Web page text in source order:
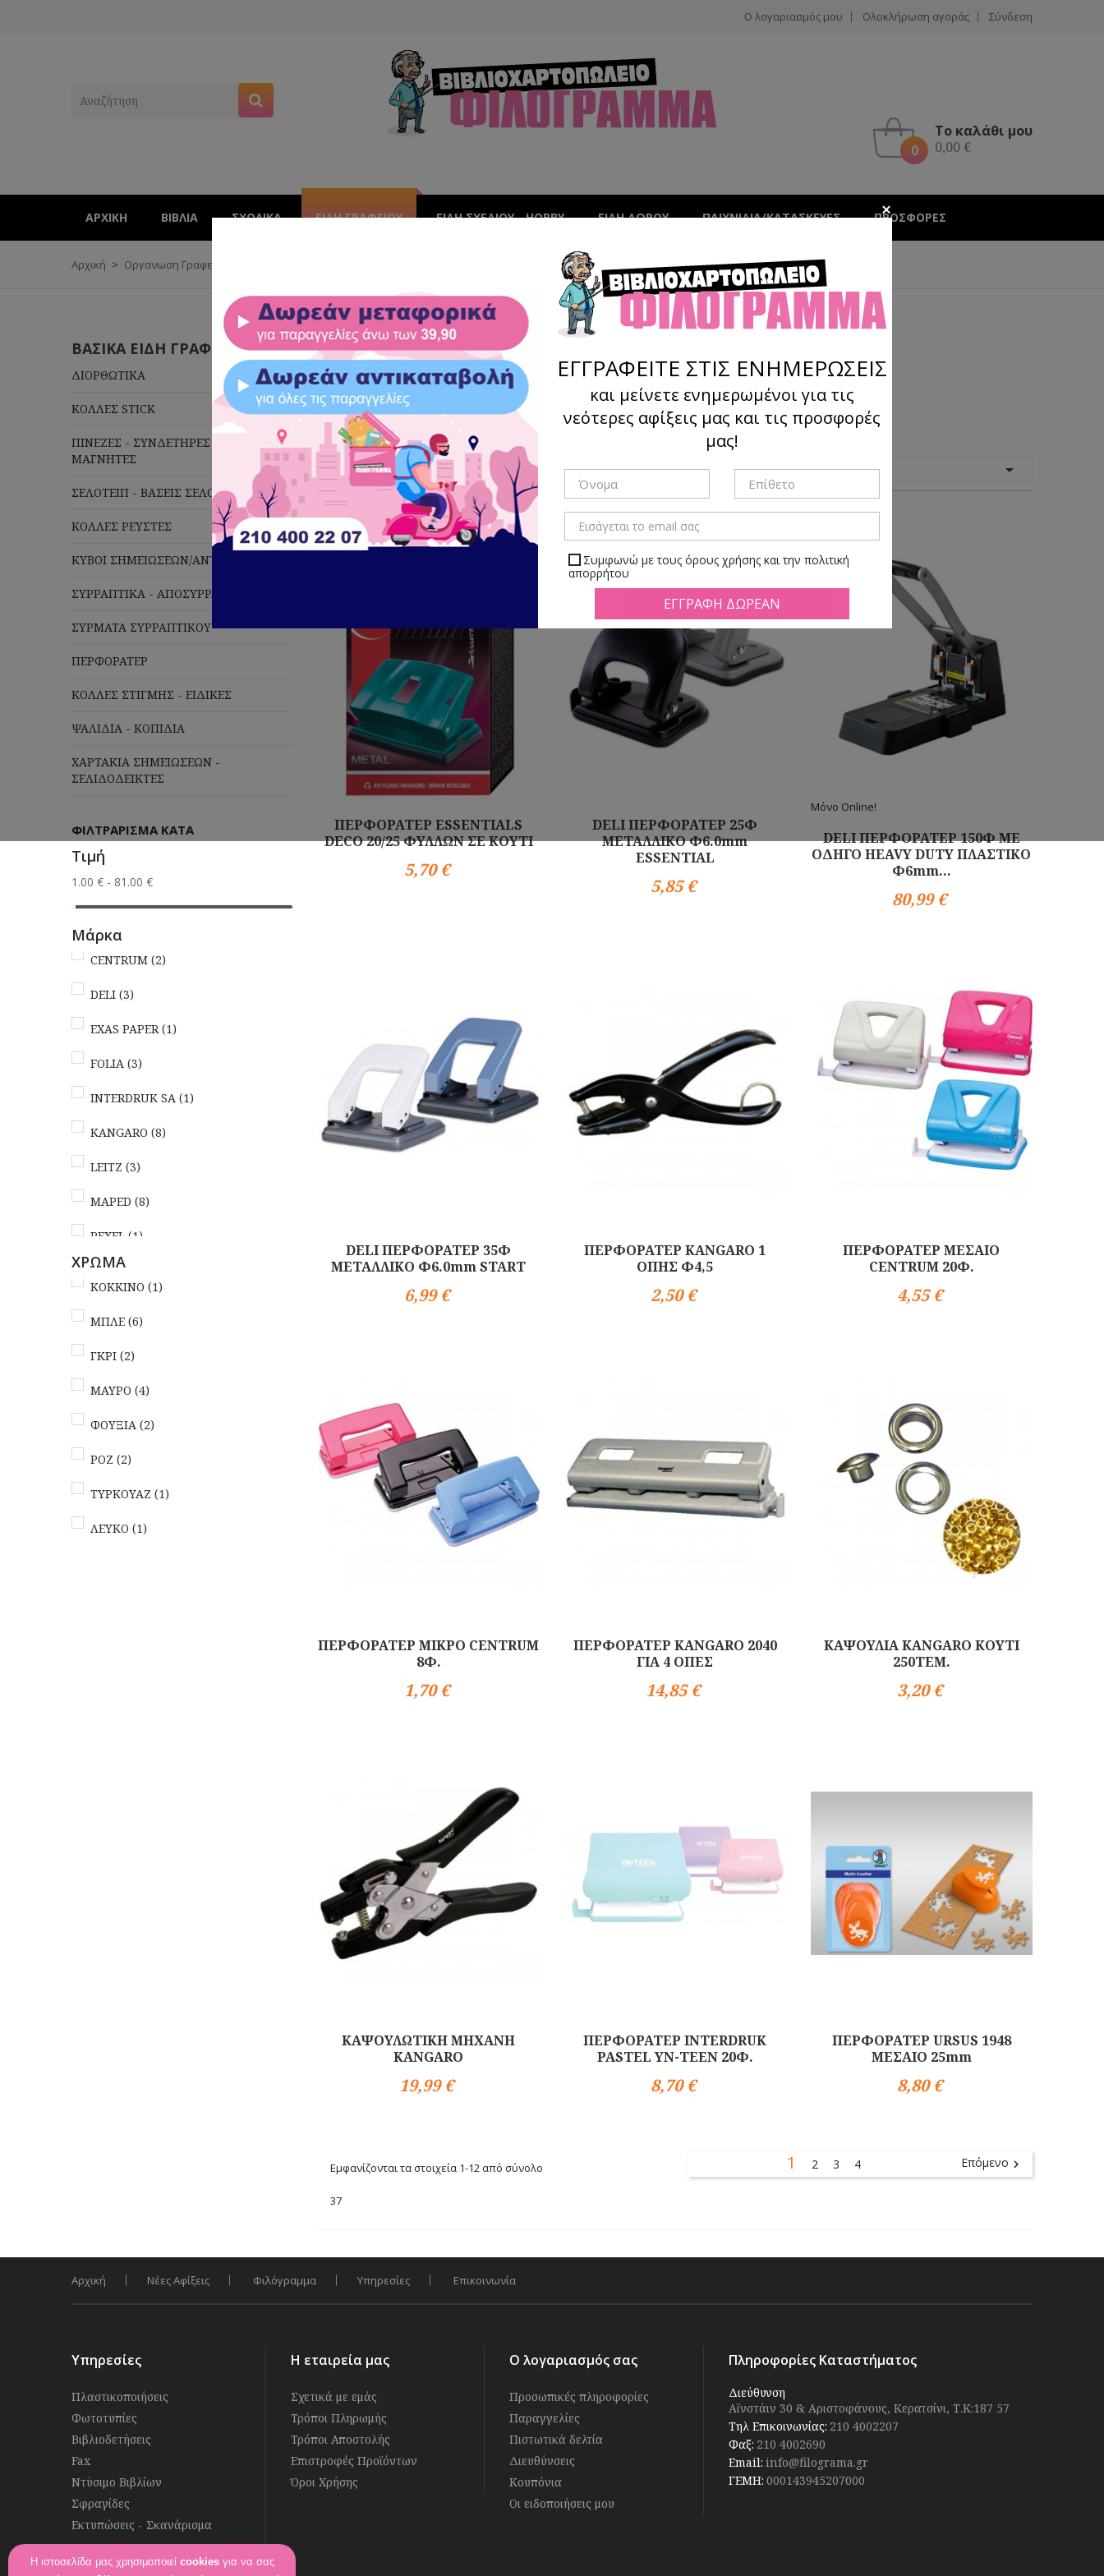
Ο λογαριασμός μου Ολοκλήρωση αγοράς Σύνδεση
Το καλάθι μου
0
0,00 €
ΑΡΧΙΚΉ ΒΙΒΛΊΑ ΣΧΟΛΙΚΑ ΕΊΔΗ ΓΡΑΦΕΊΟΥ ΕΙΔΗ ΣΧΕΔΙΟΥ - HOBBY ΕΙΔΗ ΔΩΡΟΥ ΠΑΙΧΝΙΔΙΑ/ΚΑΤΑΣΚΕΥΕΣ ΠΡΟΣΦΟΡΕΣ
Αρχική Οργανωση Γραφειου
ΒΑΣΙΚΑ ΕΙΔΗ ΓΡΑΦΕΙΟΥ
ΔΙΟΡΘΩΤΙΚΑ
ΚΟΛΛΕΣ STICK
ΠΙΝΕΖΕΣ - ΣΥΝΔΕΤΗΡΕΣ - ΚΛΙΠΣ -
ΜΑΓΝΗΤΕΣ
ΣΕΛΟΤΕΙΠ - ΒΑΣΕΙΣ ΣΕΛΟΤΕΙΠ
ΚΟΛΛΕΣ ΡΕΥΣΤΕΣ
ΚΥΒΟΙ ΣΗΜΕΙΩΣΕΩΝ/ΑΝΤΑΛ/ΚΑ
ΣΥΡΡΑΠΤΙΚΑ - ΑΠΟΣΥΡΡΑΠΤΙΚΑ
ΣΥΡΜΑΤΑ ΣΥΡΡΑΠΤΙΚΟΥ
ΠΕΡΦΟΡΑΤΕΡ
ΚΟΛΛΕΣ ΣΤΙΓΜΗΣ - ΕΙΔΙΚΕΣ
ΨΑΛΙΔΙΑ - ΚΟΠΙΔΙΑ
ΧΑΡΤΑΚΙΑ ΣΗΜΕΙΩΣΕΩΝ -
ΣΕΛΙΔΟΔΕΙΚΤΕΣ
ΦΙΛΤΡΆΡΙΣΜΑ ΚΑΤΆ
Τιμή
1.00 € - 81.00 €
Μάρκα
CENTRUM (2)
DELI (3)
EXAS PAPER (1)
FOLIA (3)
INTERDRUK SA (1)
KANGARO (8)
LEITZ (3)
MAPED (8)
REXEL (1)
SAX(3)
ΧΡΩΜΑ
ΚΟΚΚΙΝΟ (1)
ΜΠΛΕ (6)
ΓΚΡΙ (2)
ΜΑΥΡΟ (4)
ΦΟΥΞΙΑ (2)
ΡΟΖ (2)
ΤΥΡΚΟΥΑΖ (1)
ΛΕΥΚΟ (1)
ΠΕΡΦΟΡΑΤΕΡ
Πλέγμα Λίστα Υπάρχουν 37 προϊόντα.
κατά:

ΠΕΡΦΟΡΑΤΕΡ ESSENTIALS
DECO 20/25 ΦΥΛΛΩΝ ΣΕ ΚΟΥΤΙ
5,70 €
DELI ΠΕΡΦΟΡΑΤΕΡ 25Φ
ΜΕΤΑΛΛΙΚΟ Φ6.0mm
ESSENTIAL
5,85 €
Μόνο Online!
DELI ΠΕΡΦΟΡΑΤΕΡ 150Φ ΜΕ
ΟΔΗΓΟ HEAVY DUTY ΠΛΑΣΤΙΚΟ
Φ6mm...
80,99 €
DELI ΠΕΡΦΟΡΑΤΕΡ 35Φ
ΜΕΤΑΛΛΙΚΟ Φ6.0mm START
6,99 €
ΠΕΡΦΟΡΑΤΕΡ KANGARO 1
ΟΠΗΣ Φ4,5
2,50 €
ΠΕΡΦΟΡΑΤΕΡ ΜΕΣΑΙΟ
CENTRUM 20Φ.
4,55 €
ΠΕΡΦΟΡΑΤΕΡ ΜΙΚΡΟ CENTRUM
8Φ.
1,70 €
ΠΕΡΦΟΡΑΤΕΡ KANGARO 2040
ΓΙΑ 4 ΟΠΕΣ
14,85 €
ΚΑΨΟΥΛΙΑ KANGARO ΚΟΥΤΙ
250TEM.
3,20 €
ΚΑΨΟΥΛΩΤΙΚΗ ΜΗΧΑΝΗ
KANGARO
19,99 €
ΠΕΡΦΟΡΑΤΕΡ INTERDRUK
PASTEL YN-TEEN 20Φ.
8,70 €
ΠΕΡΦΟΡΑΤΕΡ URSUS 1948
ΜΕΣΑΙΟ 25mm
8,80 €
Εμφανίζονται τα στοιχεία 1-12 από σύνολο
37
1 2 3 4 Επόμενο 
Αρχική Νέες Αφίξεις Φιλόγραμμα Υπηρεσίες Επικοινωνία
Υπηρεσίες
Πλαστικοποιήσεις
Φωτοτυπίες
Βιβλιοδετήσεις
Fax
Ντύσιμο Βιβλίων
Σφραγίδες
Εκτυπώσεις - Σκανάρισμα
Ακολουθήστε μας στο
Η εταιρεία μας
Σχετικά με εμάς
Τρόποι Πληρωμής
Τρόποι Αποστολής
Επιστροφές Προϊόντων
Όροι Χρήσης
Ο λογαριασμός σας
Προσωπικές πληροφορίες
Παραγγελίες
Πιστωτικά δελτία
Διευθύνσεις
Κουπόνια
Οι ειδοποιήσεις μου
Η ιστοσελίδα μας χρησιμοποιεί cookiesγια να σας
Πληροφορίες Καταστήματος
Διεύθυνση
Αϊνστάιν 30 & Αριστοφάνους, Κερατσίνι, Τ.Κ:187 57
Τηλ Επικοινωνίας: 210 4002207
Φαξ: 210 4002690
Email: info@filograma.gr
ΓΕΜΗ: 000143945207000
ΕΓΓΡΑΦΕΙΤΕ ΣΤΙΣ ΕΝΗΜΕΡΩΣΕΙΣ
και μείνετε ενημερωμένοι για τις
νεότερες αφίξεις μας και τις προσφορές
μας!
Συμφωνώ με τους όρους χρήσης και την πολιτική
απορρήτου
Μπορείτε να απεγραφείτε ανά πάσα ώρα και στιγμή